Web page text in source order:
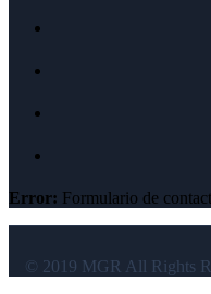
Error: Formulario de
© 2019 MGR All Rights